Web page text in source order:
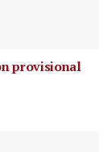
provisional